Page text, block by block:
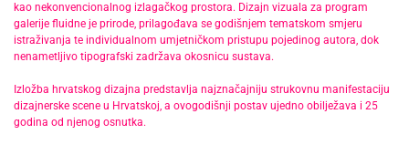
kao nekonvencionalnog izlagačkog prostora. Dizajn vizuala za program
galerije fluidne je prirode, prilagođava se godišnjem tematskom smjeru
istraživanja te individualnom umjetničkom pristupu pojedinog autora, dok
nenametljivo tipografski zadržava okosnicu sustava.
Izložba hrvatskog dizajna predstavlja najznačajniju strukovnu manifestaciju
dizajnerske scene u Hrvatskoj, a ovogodišnji postav ujedno obilježava i 25
godina od njenog osnutka.